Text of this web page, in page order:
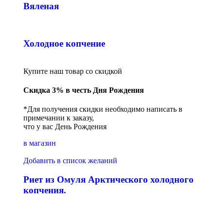
Вяленая
Холодное копчение
Купите наш товар со скидкой
Скидка 3% в честь Дня Рождения
*Для получения скидки необходимо написать в
примечании к заказу,
что у вас День Рождения
в магазин
Добавить в список желаний
Риет из Омуля Арктического холодного
копчения.